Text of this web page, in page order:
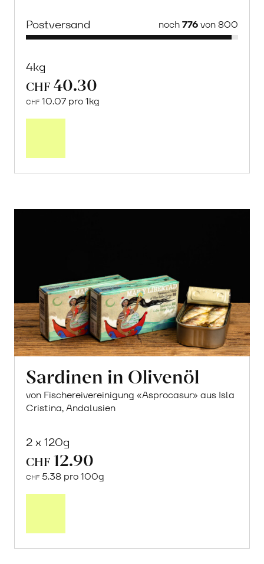
Postversand noch776von 800
4kg
CHF 40.30
CHF 10.07 pro 1kg
Post
Sardinen in Olivenöl
von Fischereivereinigung «Asprocasur» aus Isla
Cristina, Andalusien
2 x 120g
CHF 12.90
CHF 5.38 pro 100g